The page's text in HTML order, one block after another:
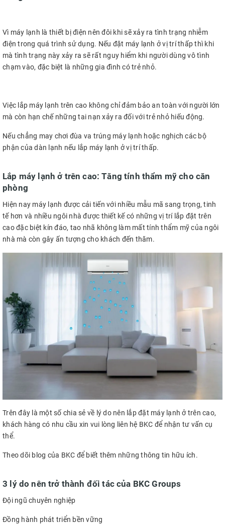
Vì máy lạnh là thiết bị điện nên đôi khi sẽ xảy ra tình trạng nhiễm
điện trong quá trình sử dụng. Nếu đặt máy lạnh ở vị trí thấp thì khi
mà tình trạng này xảy ra sẽ rất nguy hiểm khi người dùng vô tình
chạm vào, đặc biệt là những gia đình có trẻ nhỏ.
Việc lắp máy lạnh trên cao không chỉ đảm bảo an toàn với người lớn
mà còn hạn chế những tai nạn xảy ra đối với trẻ nhỏ hiếu động.
Nếu chẳng may chơi đùa va trúng máy lạnh hoặc nghịch các bộ
phận của dàn lạnh nếu lắp máy lạnh ở vị trí thấp.
Lắp máy lạnh ở trên cao: Tăng tính thẩm mỹ cho căn
phòng
Hiện nay máy lạnh được cải tiến với nhiều mẫu mã sang trọng, tinh
tế hơn và nhiều ngôi nhà được thiết kế có những vị trí lắp đặt trên
cao đặc biệt kín đáo, tao nhã không làm mất tính thẩm mỹ của ngôi
nhà mà còn gây ấn tượng cho khách đến thăm.
Trên đây là một số chia sẻ về lý do nên lắp đặt máy lạnh ở trên cao,
khách hàng có nhu cầu xin vui lòng liên hệ BKC để nhận tư vấn cụ
thể.
Theo dõi blog của BKC để biết thêm những thông tin hữu ích.
3 lý do nên trở thành đối tác của BKC Groups
Đội ngũ chuyên nghiệp
Đồng hành phát triển bền vững